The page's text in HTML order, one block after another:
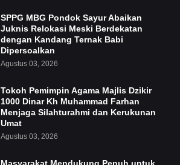
SPPG MBG Pondok Sayur Abaikan
Juknis Relokasi Meski Berdekatan
dengan Kandang Ternak Babi
Dipersoalkan
Agustus 03, 2026
Tokoh Pemimpin Agama Majlis Dzikir
1000 Dinar Kh Muhammad Farhan
Menjaga Silahturahmi dan Kerukunan
Umat
Agustus 03, 2026